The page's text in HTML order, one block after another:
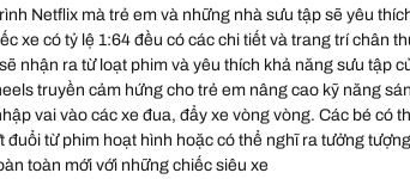
Netflix mà trẻ em và những nhà sưu tập sẽ yêu
xe có tỷ lệ 1:64 đều có các chi tiết và trang trí chân
nhận ra từ loạt phim và yêu thích khả năng sưu tập
truyền cảm hứng cho trẻ em nâng cao kỹ năng
vai vào các xe đua, đẩy xe vòng vòng. Các bé có
đuổi từ phim hoạt hình hoặc có thể nghĩ ra tưởng
toàn mới với những chiếc siêu xe